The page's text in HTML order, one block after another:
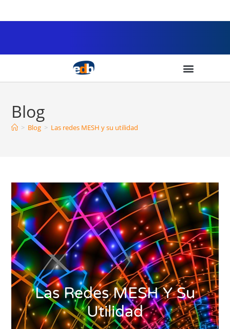
Blog
> Blog > Las redes MESH y su utilidad
Las Redes MESH Y Su
Utilidad